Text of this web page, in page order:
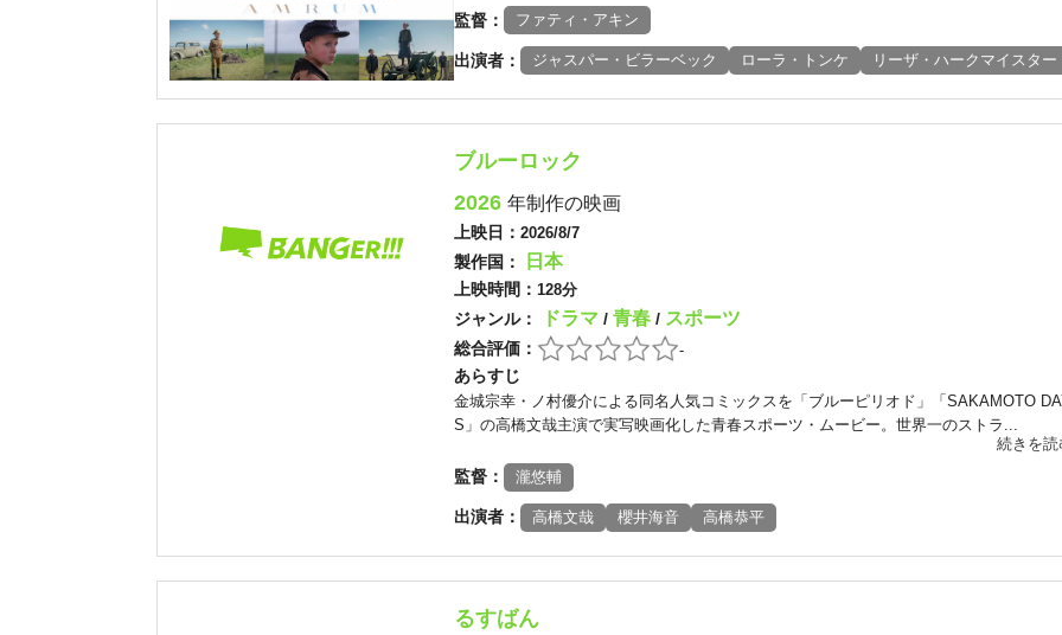
監督： ファティ・アキン
出演者： ジャスパー・ビラーベック ローラ・トンケ リーザ・ハークマイスター
ブルーロック
2026 年制作の映画
上映日： 2026/8/7
製作国： 日本
上映時間： 128分
ジャンル： ドラマ / 青春 / スポーツ
総合評価： -
あらすじ
金城宗幸・ノ村優介による同名人気コミックスを「ブルーピリオド」「SAKAMOTO
S」の高橋文哉主演で実写映画化した青春スポーツ・ムービー。世界一のストラ...
続きを読
監督： 瀧悠輔
出演者： 高橋文哉 櫻井海音 高橋恭平
るすばん